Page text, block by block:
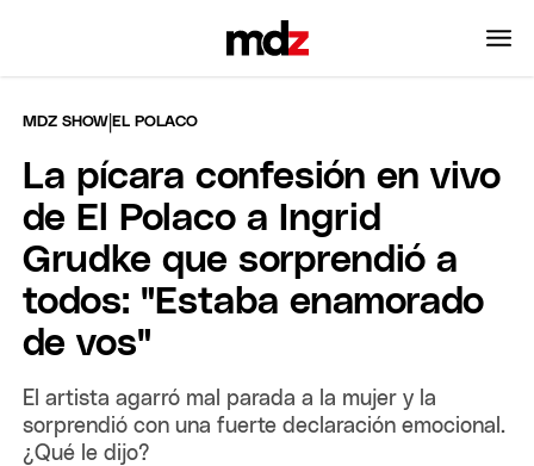
MDZ SHOW |EL POLACO
La pícara confesión en vivo
de El Polaco a Ingrid
Grudke que sorprendió a
todos: "Estaba enamorado
de vos"
El artista agarró mal parada a la mujer y la
sorprendió con una fuerte declaración emocional.
¿Qué le dijo?